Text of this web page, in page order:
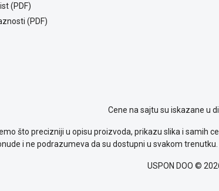
(PDF)
(PDF)
Cene na sajtu su iskazane u
što precizniji u opisu proizvoda, prikazu slika i samih
i ne podrazumeva da su dostupni u svakom
USPON DOO ©